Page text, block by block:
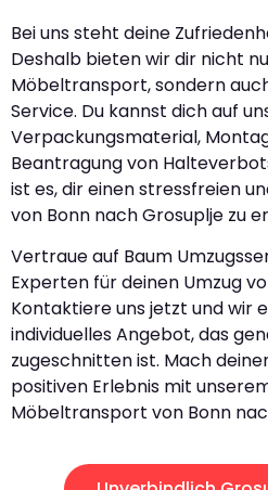
Bei uns steht deine
Deshalb bieten wir dir nicht
Möbeltransport, sondern
Service. Du kannst dich auf
Verpackungsmaterial,
Beantragung von
ist es, dir einen stressfreien
von Bonn nach Grosuplje zu
Vertraue auf Baum
Experten für deinen Umzug
Kontaktiere uns jetzt und wir
individuelles Angebot, das
zugeschnitten ist. Mach
positiven Erlebnis mit
Möbeltransport von Bonn